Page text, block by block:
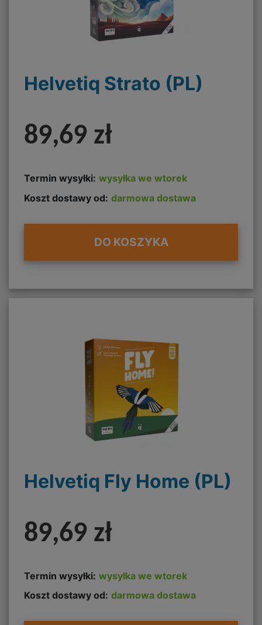
Helvetiq Strato (PL)
89,69 zł
Termin wysyłki: wysyłka we wtorek
Koszt dostawy od: darmowa dostawa
DO KOSZYKA
Helvetiq Fly Home (PL)
89,69 zł
Termin wysyłki: wysyłka we wtorek
Koszt dostawy od: darmowa dostawa